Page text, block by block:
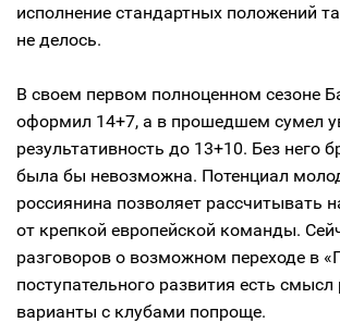
исполнение стандартных положений
не делось.
В своем первом полноценном сезоне
оформил 14+7, а в прошедшем сумел
результативность до 13+10. Без него
была бы невозможна. Потенциал
россиянина позволяет рассчитывать
от крепкой европейской команды.
разговоров о возможном переходе в
поступательного развития есть смысл
варианты с клубами попроще.